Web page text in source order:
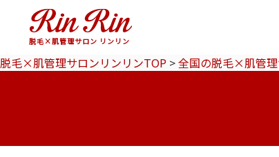
脱毛×肌管理サロン リンリン
脱毛×肌管理サロンリンリンTOP >全国の脱毛×肌管